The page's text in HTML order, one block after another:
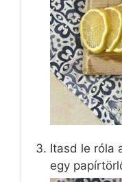
Itasd le róla
egy